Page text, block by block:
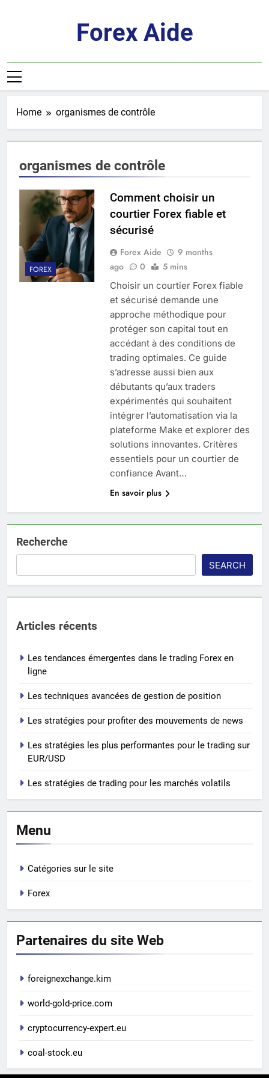
Forex Aide
Home organismes de contrôle
organismes de contrôle
FOREX
Comment choisir un
courtier Forex fiable et
sécurisé
Forex Aide
9 months
ago
0 5 mins
Choisir un courtier Forex fiable
et sécurisé demande une
approche méthodique pour
protéger son capital tout en
accédant à des conditions de
trading optimales. Ce guide
s’adresse aussi bien aux
débutants qu’aux traders
expérimentés qui souhaitent
intégrer l’automatisation via la
plateforme Make et explorer des
solutions innovantes. Critères
essentiels pour un courtier de
confiance Avant…
En savoir plus
Recherche
SEARCH
Articles récents
Les tendances émergentes dans le trading Forex en
ligne
Les techniques avancées de gestion de position
Les stratégies pour profiter des mouvements de news
Les stratégies les plus performantes pour le trading sur
EUR/USD
Les stratégies de trading pour les marchés volatils
Menu
Catégories sur le site
Forex
Partenaires du site Web
foreignexchange.kim
world-gold-price.com
cryptocurrency-expert.eu
coal-stock.eu